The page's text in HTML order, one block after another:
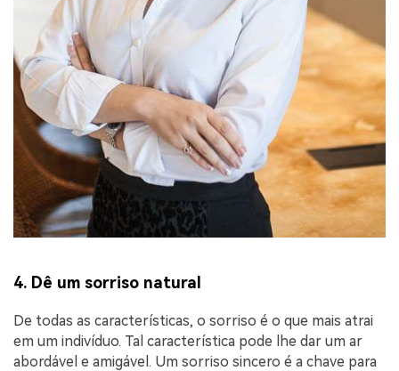
4. Dê um sorriso natural
De todas as características, o sorriso é o que mais atrai
em um indivíduo. Tal característica pode lhe dar um ar
abordável e amigável. Um sorriso sincero é a chave para